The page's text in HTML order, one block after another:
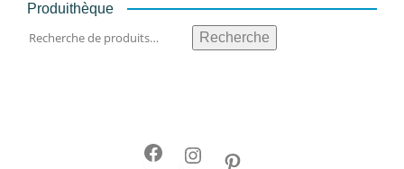
Produithèque
Recherche